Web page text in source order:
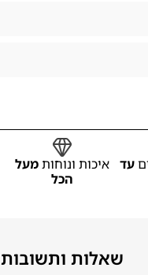
עד איכות ונוחותמעל
הכל
שאלות ותשובות